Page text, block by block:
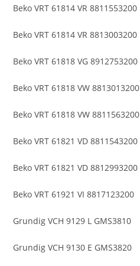
Beko VRT 61814 VR 8811553200
Beko VRT 61814 VR 8813003200
Beko VRT 61818 VG 8912753200
Beko VRT 61818 VW 8813013200
Beko VRT 61818 VW 8811563200
Beko VRT 61821 VD 8811543200
Beko VRT 61821 VD 8812993200
Beko VRT 61921 VI 8817123200
Grundig VCH 9129 L GMS3810
Grundig VCH 9130 E GMS3820